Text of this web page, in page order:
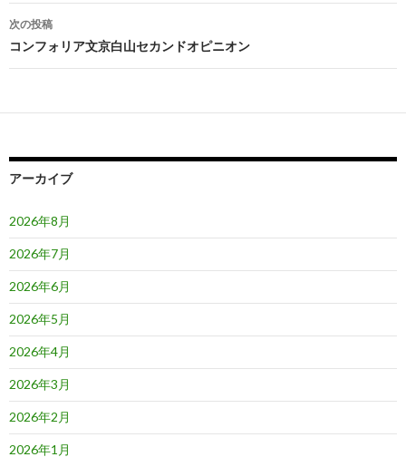
ナ
ビ
ゲ
ー
ョ
次の投稿
コンフォリア文京白山セカンドオピニオン
アーカイブ
2026年8月
2026年7月
2026年6月
2026年5月
2026年4月
2026年3月
2026年2月
2026年1月